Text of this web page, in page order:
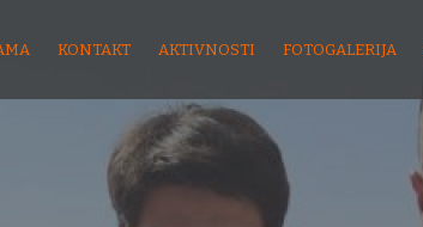
KONTAKT AKTIVNOSTI FOTOGALERIJA